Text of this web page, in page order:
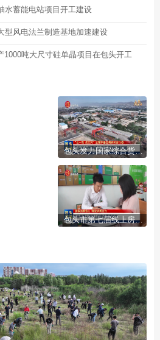
水蓄能电站项目开工建设
型风电法兰制造基地加速建设
1000吨大尺寸硅单晶项目在包头开工
包头发力国家综合货运枢纽补链强链
包头市第七届线上房交会圆满收官